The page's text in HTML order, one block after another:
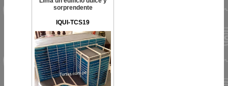
sorprendente
IQUI-TCS19